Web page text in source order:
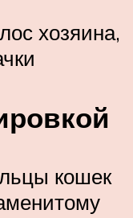
хозяина,
кошек